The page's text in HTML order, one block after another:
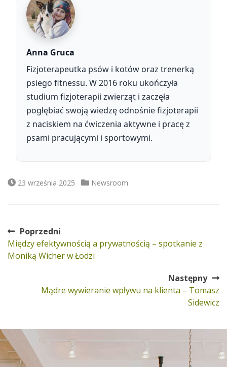
Anna Gruca
Fizjoterapeutka psów i kotów oraz trenerką
psiego fitnessu. W 2016 roku ukończyła
studium fizjoterapii zwierząt i zaczęła
pogłębiać swoją wiedzę odnośnie fizjoterapii
z naciskiem na ćwiczenia aktywne i pracę z
psami pracującymi i sportowymi.
Data
23 września 2025 Kategorie
Newsroom
Nawigacja
wpisu
Poprzedni
Poprzedni
wpis:
Między efektywnością a prywatnością – spotkanie z
Moniką Wicher w Łodzi
Następny
NastępnyMądre wywieranie wpływu na klienta – Tomasz
Sidewicz